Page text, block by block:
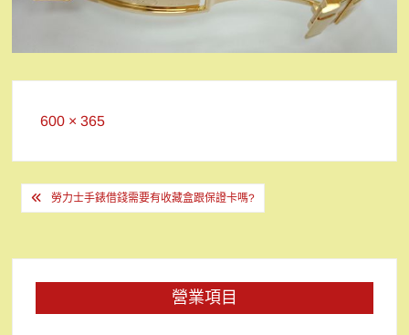
Full
600 × 365
文
導
覽
勞力士手錶借錢需要有收藏盒跟保證卡嗎?
營業項目